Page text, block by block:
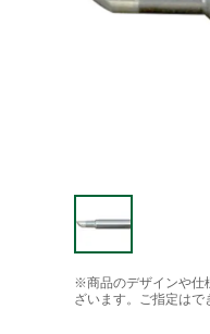
※商品のデザインや仕
ざいます。ご指定はで